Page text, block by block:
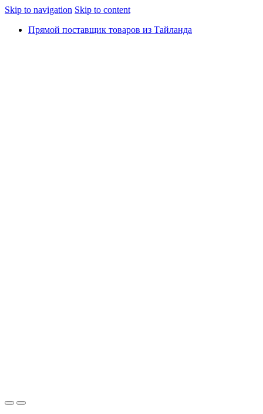
Skip to navigation Skip to content
Прямой поставщик товаров из Тайланда